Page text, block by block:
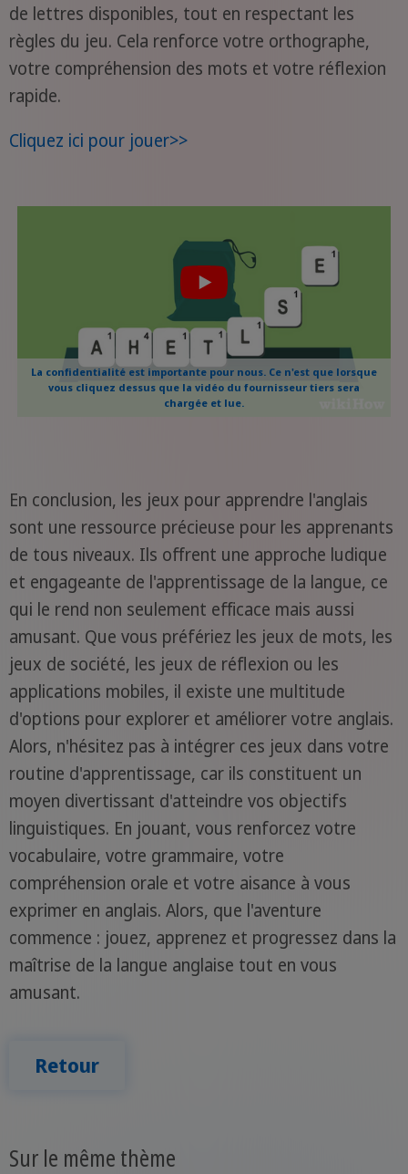
de lettres disponibles, tout en respectant les
règles du jeu. Cela renforce votre orthographe,
votre compréhension des mots et votre réflexion
rapide.
Cliquez ici pour jouer>>
La confidentialité est importante pour nous. Ce n'est que lorsque
vous cliquez dessus que la vidéo du fournisseur tiers sera
chargée et lue.
En conclusion, les jeux pour apprendre l'anglais
sont une ressource précieuse pour les apprenants
de tous niveaux. Ils offrent une approche ludique
et engageante de l'apprentissage de la langue, ce
qui le rend non seulement efficace mais aussi
amusant. Que vous préfériez les jeux de mots, les
jeux de société, les jeux de réflexion ou les
applications mobiles, il existe une multitude
d'options pour explorer et améliorer votre anglais.
Alors, n'hésitez pas à intégrer ces jeux dans votre
routine d'apprentissage, car ils constituent un
moyen divertissant d'atteindre vos objectifs
linguistiques. En jouant, vous renforcez votre
vocabulaire, votre grammaire, votre
compréhension orale et votre aisance à vous
exprimer en anglais. Alors, que l'aventure
commence : jouez, apprenez et progressez dans la
maîtrise de la langue anglaise tout en vous
amusant.
Retour
Sur le même thème